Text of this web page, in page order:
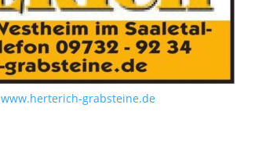
www.herterich-grabsteine.de